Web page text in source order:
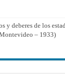
y deberes de los
– 1933)